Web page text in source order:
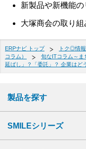
新製品や新機能
大塚商会の取り
ERPナビ トップ トク◎情報
コラム）
旬なITコラム～ま
延ばし」？「委託」？ 企業はど
製品を探す
SMILEシリーズ